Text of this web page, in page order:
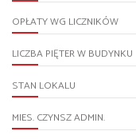
OPŁATY WG LICZNIKÓW
LICZBA PIĘTER W BUDYNKU
STAN LOKALU
MIES. CZYNSZ ADMIN.